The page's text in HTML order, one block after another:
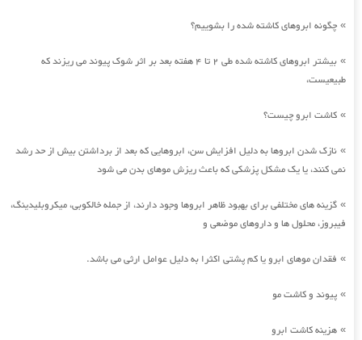
» چگونه ابروهای کاشته شده را بشوییم؟
»
بیشتر ابروهای کاشته شده طی 2 تا 4 هفته بعد بر اثر شوک پیوند می ریزند که
طبیعیست،
» کاشت ابرو چیست؟
» نازک شدن ابروها به دلیل افزایش سن، ابروهایی که بعد از برداشتن بیش از حد رشد
نمی کنند، یا یک مشکل پزشکی که باعث ریزش موهای بدن می شود
» گزینه های مختلفی برای بهبود ظاهر ابروها وجود دارند، از جمله خالکوبی، میکروبلیدینگ،
فیبروز، محلول ها و داروهای موضعی و
» فقدان موهای ابرو یا کم پشتی اکثرا به دلیل عوامل ارثی می باشد.
» پیوند و کاشت مو
» هزینه کاشت ابرو